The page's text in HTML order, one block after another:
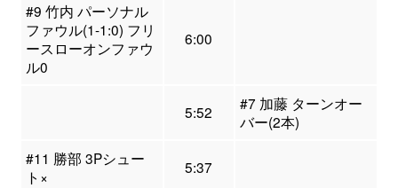
#9 竹内 パーソナル
ファウル(1-1:0) フリ
ースローオンファウ
ル0
6:00
5:52
#7 加藤 ターンオー
バー(2本)
#11 勝部 3Pシュー
ト×
5:37